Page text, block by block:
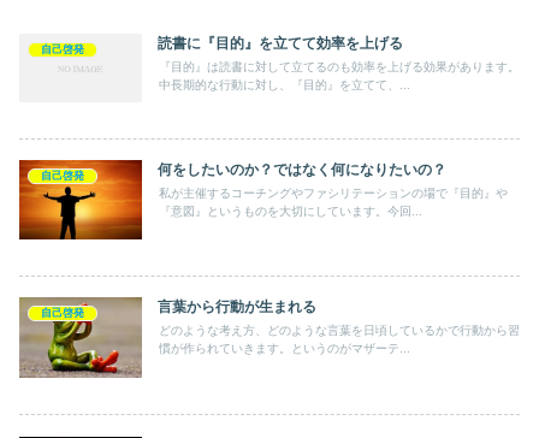
自己啓発 読書に『目的』を立てて効率を上げる
『目的』は読書に対して立てるのも効率を上げる効果があります。
中長期的な行動に対し、『目的』を立てて、...
自己啓発 何をしたいのか？ではなく何になりたいの？
私が主催するコーチングやファシリテーションの場で『目的』や
『意図』というものを大切にしています。今回...
自己啓発 言葉から行動が生まれる
どのような考え方、どのような言葉を日頃しているかで行動から習
慣が作られていきます。というのがマザーテ...